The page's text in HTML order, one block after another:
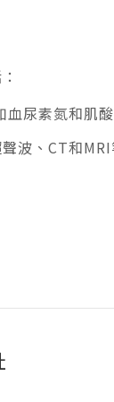
尿素氮和肌
波、CT和